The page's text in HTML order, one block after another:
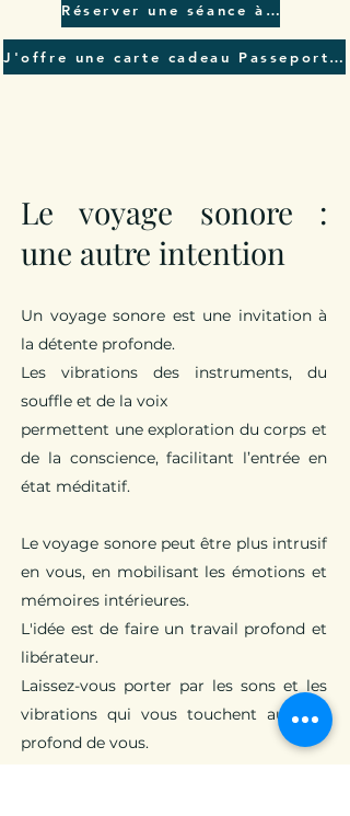
Le voyage sonore :
une autre intention
Un voyage sonore est une invitation à
la détente profonde.
Les vibrations des instruments, du
souffle et de la voix
permettent une exploration du corps et
de la conscience, facilitant l’entrée en
état méditatif.
Le voyage sonore peut être plus intrusif
en vous, en mobilisant les émotions et
mémoires intérieures.
L'idée est de faire un travail profond et
libérateur.
Laissez-vous porter par les sons et les
vibrations qui vous touchent au plus
profond de vous.
Réserver une séance à un praticien
J'offre une carte cadeau Passeport relaxation sonore